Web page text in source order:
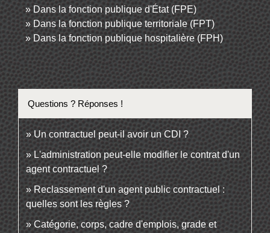
Dans la fonction publique d'État (FPE)
Dans la fonction publique territoriale (FPT)
Dans la fonction publique hospitalière (FPH)
Questions ? Réponses !
Un contractuel peut-il avoir un CDI ?
L'administration peut-elle modifier le contrat d'un
agent contractuel ?
Reclassement d'un agent public contractuel :
quelles sont les règles ?
Catégorie, corps, cadre d'emplois, grade et